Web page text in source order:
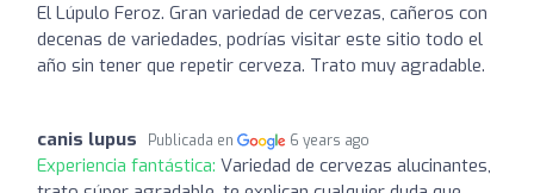
El Lúpulo Feroz. Gran variedad de cervezas, cañeros con
decenas de variedades, podrías visitar este sitio todo el
año sin tener que repetir cerveza. Trato muy agradable.
canis lupus Publicada en 6 years ago
Experiencia fantástica: Variedad de cervezas alucinantes,